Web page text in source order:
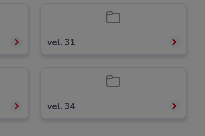
vel. 31
vel. 34